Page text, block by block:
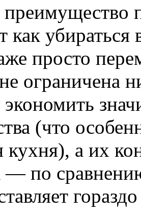
убираться
просто
ограничена
(что
кухня), а их
— по